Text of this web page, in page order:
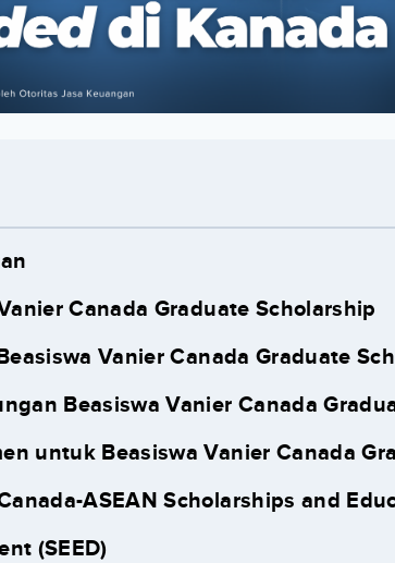
Canada Graduate Scholarship
Vanier Canada Graduate
Beasiswa Vanier Canada
untuk Beasiswa Vanier Canada
ASEAN Scholarships and
(SEED)